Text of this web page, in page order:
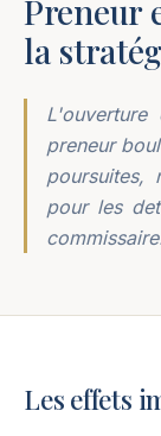
Preneur
la
preneur
poursuites,
pour les
Les effets